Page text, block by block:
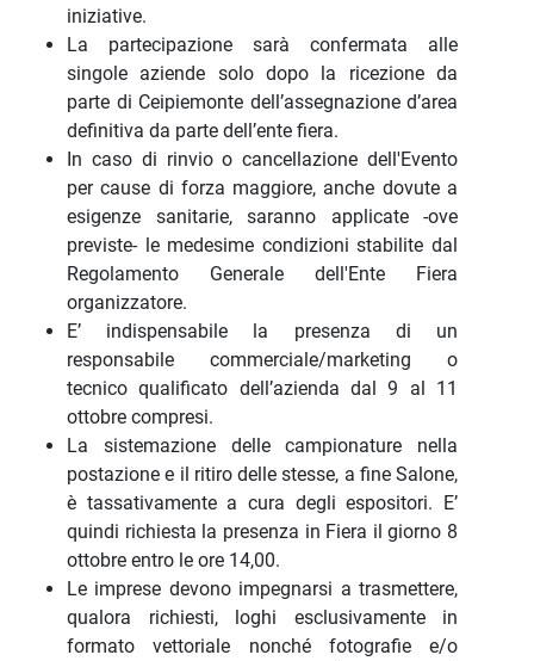
iniziative.
La partecipazione sarà confermata alle
singole aziende solo dopo la ricezione da
parte di Ceipiemonte dell’assegnazione d’area
definitiva da parte dell’ente fiera.
In caso di rinvio o cancellazione dell'Evento
per cause di forza maggiore, anche dovute a
esigenze sanitarie, saranno applicate -ove
previste- le medesime condizioni stabilite dal
Regolamento Generale dell'Ente Fiera
organizzatore.
E’ indispensabile la presenza di un
responsabile commerciale/marketing o
tecnico qualificato dell’azienda dal 9 al 11
ottobre compresi.
La sistemazione delle campionature nella
postazione e il ritiro delle stesse, a fine Salone,
è tassativamente a cura degli espositori. E’
quindi richiesta la presenza in Fiera il giorno 8
ottobre entro le ore 14,00.
Le imprese devono impegnarsi a trasmettere,
qualora richiesti, loghi esclusivamente in
formato vettoriale nonché fotografie e/o